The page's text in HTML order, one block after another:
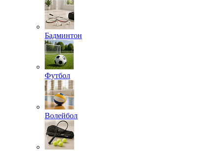
Бадминтон
Футбол
Волейбол